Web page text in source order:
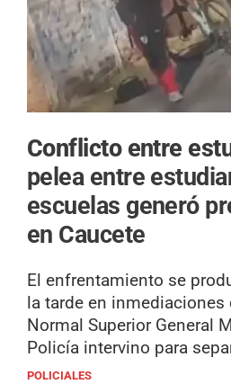
Conflicto entre
pelea entre
escuelas generó
en Caucete
El enfrentamiento se
la tarde en inmediaciones
Normal Superior General
Policía intervino para
POLICIALES